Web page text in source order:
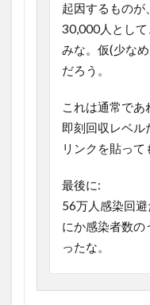
起因するものが
30,000人とし
みな。仮(少な
だろう。
これは通常であ
即刻回収レベル
リンクを貼って
最後に:
56万人感染回
にか感染者数の
ったな。